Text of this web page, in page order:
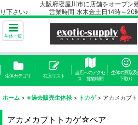
大阪府寝屋川市に店舗をオープン致し
り下さい♪ 営業時間 水木金土日14時～20
生体一覧
生体カテゴリ 在庫リスト
当店へのアクセ
ス 営業時間
生体の買取及
下取り
ホーム > ※過去販売生体禄 > トカゲ > アカメカブ
アカメカブトトカゲ☆ペア